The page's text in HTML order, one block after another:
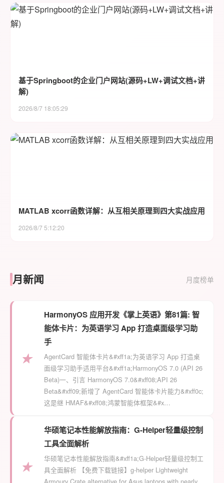
基于Springboot的企业门户网站(源码+LW+调试文档+讲
解)
2026/8/7 18:05:29
MATLAB xcorr函数详解：从互相关原理到四大实战应用
2026/8/7 5:12:20
月新闻 月度榜单
★
HarmonyOS 应用开发《掌上英语》第81篇: 智
能体卡片：为英语学习 App 打造桌面级学习助
手
AgentCard 智能体卡片&#xff1a;为英语学习 App 打造桌
面级学习助手适用平台&#xff1a;HarmonyOS 7.0 (API 26
Beta)一、引言 HarmonyOS 7.0&#xff08;API 26
Beta&#xff09;新增了 AgentCard 智能体卡片能力&#xff0c;
这是继 HMAF&#xff08;鸿蒙智能体框架&#x…
★
华硕笔记本性能解放指南：G-Helper轻量级控制
工具全面解析
华硕笔记本性能解放指南&#xff1a;G-Helper轻量级控制工
具全面解析 【免费下载链接】g-helper Lightweight